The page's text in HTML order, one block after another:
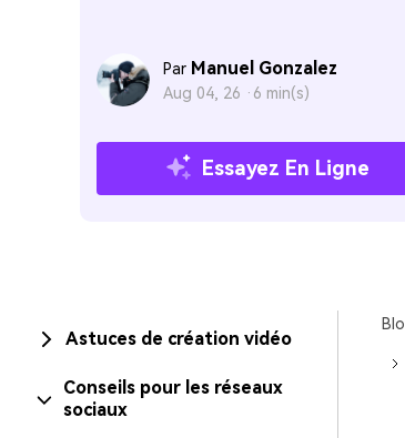
Par Manuel Gonzalez
Aug 04, 26 · 6 min(s)
Essayez En Ligne
Astuces de création vidéo
Conseils pour les réseaux
sociaux